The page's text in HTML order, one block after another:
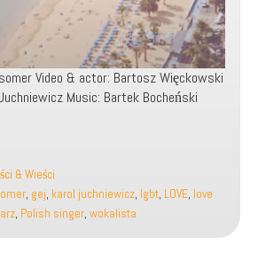
Video & actor: Bartosz Więckowski
Music: Bartek Bocheński
& Wieści
, gej, karol juchniewicz, lgbt, LOVE, love
, Polish singer, wokalista